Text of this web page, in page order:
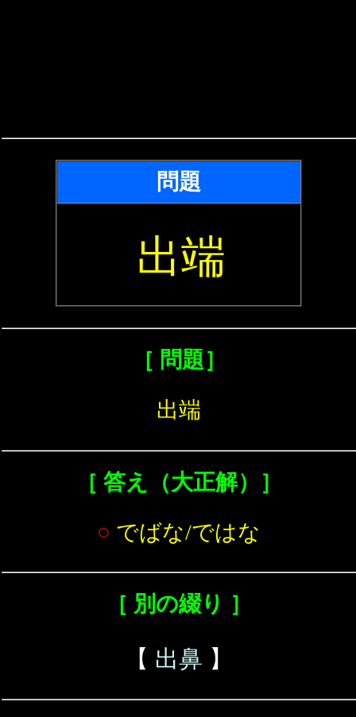
問題
出端
［ 問題］
出端
［ 答え（大正解）］
○ でばな/ではな
［ 別の綴り ］
【 出鼻 】